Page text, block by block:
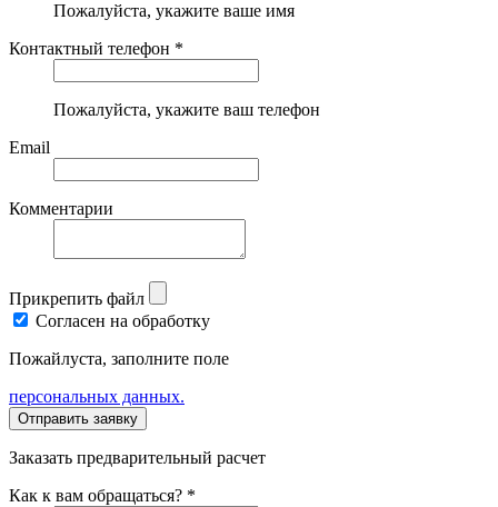
Пожалуйста, укажите ваше имя
Контактный телефон *
Пожалуйста, укажите ваш телефон
Email
Комментарии
Прикрепить файл
Согласен на обработку
Пожайлуста, заполните поле
персональных данных.
Заказать предварительный расчет
Как к вам обращаться? *